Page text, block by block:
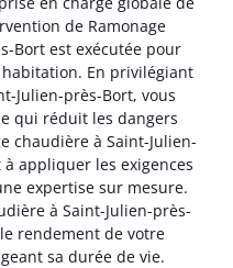
de Ramonage
Bort est exécutée pour
En privilégiant
Julien-près-Bort, vous
qui réduit les dangers
chaudière à Saint-Julien-
appliquer les exigences
expertise sur mesure.
à Saint-Julien-près-
rendement de votre
sa durée de vie.